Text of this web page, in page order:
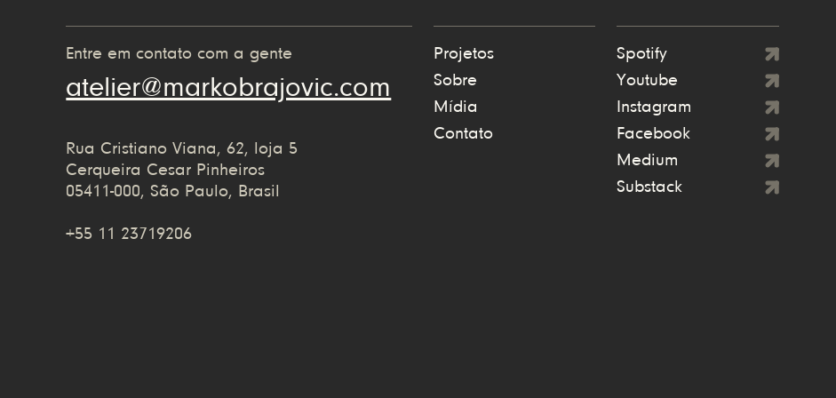
Entre em contato com a gente
atelier@markobrajovic.com
Rua Cristiano Viana, 62, loja 5
Cerqueira Cesar Pinheiros
05411-000, São Paulo, Brasil
+55 11 23719206
Projetos
Sobre
Mídia
Contato
Spotify
Youtube
Instagram
Facebook
Medium
Substack